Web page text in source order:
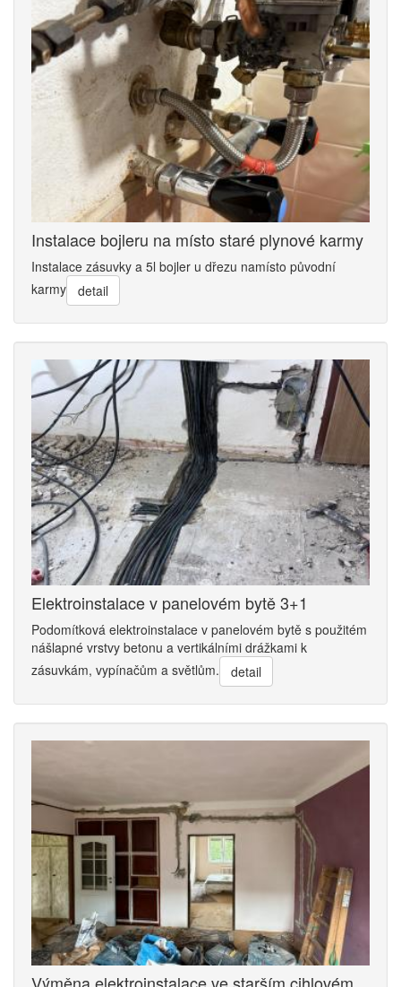
Instalace bojleru na místo staré plynové karmy
Instalace zásuvky a 5l bojler u dřezu namísto původní
karmy
detail
Elektroinstalace v panelovém bytě 3+1
Podomítková elektroinstalace v panelovém bytě s použitém
nášlapné vrstvy betonu a vertikálními drážkami k
zásuvkám, vypínačům a světlům.
detail